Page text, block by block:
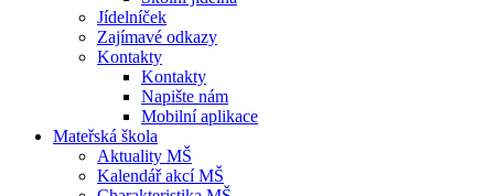
Jídelníček
Zajímavé odkazy
Kontakty
Kontakty
Napište nám
Mobilní aplikace
Mateřská škola
Aktuality MŠ
Kalendář akcí MŠ